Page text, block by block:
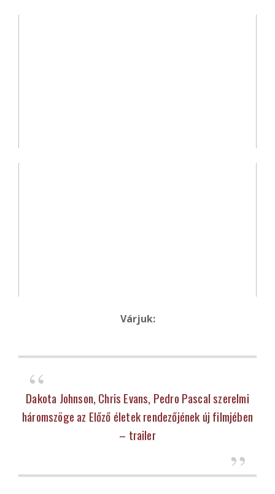
Várjuk:
Dakota Johnson, Chris Evans, Pedro Pascal szerelmi
háromszöge az Előző életek rendezőjének új filmjében
– trailer